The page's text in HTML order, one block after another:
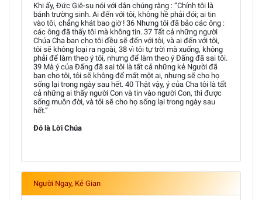
Khi ấy, Đức Giê-su nói với dân chúng rằng : “Chính tôi là
bánh trường sinh. Ai đến với tôi, không hề phải đói; ai tin
vào tôi, chẳng khát bao giờ ! 36 Nhưng tôi đã bảo các ông :
các ông đã thấy tôi mà không tin. 37 Tất cả những người
Chúa Cha ban cho tôi đều sẽ đến với tôi, và ai đến với tôi,
tôi sẽ không loại ra ngoài, 38 vì tôi tự trời mà xuống, không
phải để làm theo ý tôi, nhưng để làm theo ý Đấng đã sai tôi.
39 Mà ý của Đấng đã sai tôi là tất cả những kẻ Người đã
ban cho tôi, tôi sẽ không để mất một ai, nhưng sẽ cho họ
sống lại trong ngày sau hết. 40 Thật vậy, ý của Cha tôi là tất
cả những ai thấy người Con và tin vào người Con, thì được
sống muôn đời, và tôi sẽ cho họ sống lại trong ngày sau
hết.”
Đó là Lời Chúa
Người Ngay, Kẻ Gian